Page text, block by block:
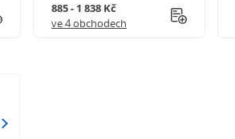
885 - 1 838 Kč
ve 4 obchodech